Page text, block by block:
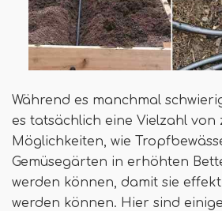
Während es manchmal
es tatsächlich eine Vielzahl von
Möglichkeiten, wie
Gemüsegärten in erhöhten
werden können, damit sie
werden können. Hier sind